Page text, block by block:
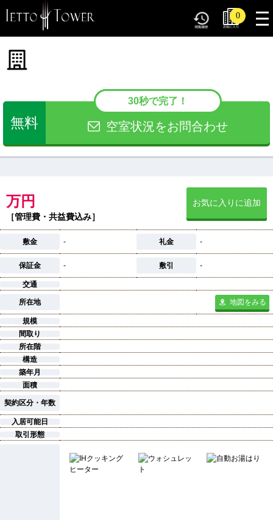
0
無料
30秒で完了！
空室状況をお問合わせ
万円
［管理費・共益費込み］
お気に入りに追加
敷金 - 礼金 -
保証金 - 敷引 -
交通
所在地 地図をみる
規模
間取り
所在階
構造
築年月
面積
契約区分・年数
入居可能日
取引形態